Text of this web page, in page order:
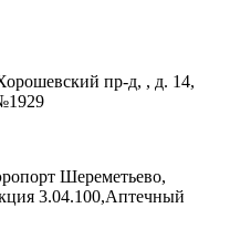
пр-д, , д. 14,
Шереметьево,
3.04.100,Аптечный